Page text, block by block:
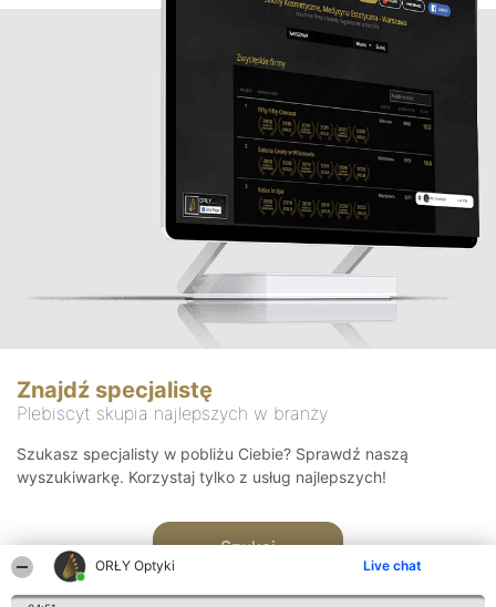
ORŁY Optyki Live chat
Znajdź specjalistę
Plebiscyt skupia najlepszych w branży
Szukasz specjalisty w pobliżu Ciebie? Sprawdź naszą
wyszukiwarkę. Korzystaj tylko z usług najlepszych!
Szukaj